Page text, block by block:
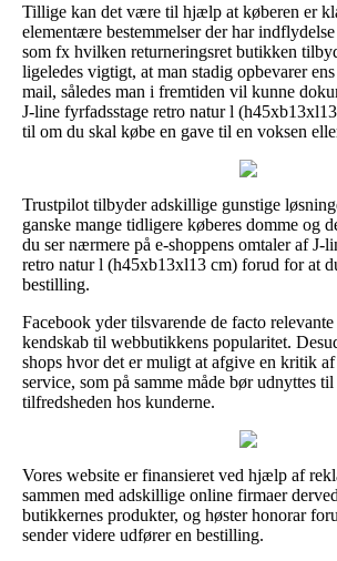
Tillige kan det være til hjælp at køberen er
elementære bestemmelser der har
som fx hvilken returneringsret butikken
ligeledes vigtigt, at man stadig opbevarer
mail, således man i fremtiden vil kunne
J-line fyrfadsstage retro natur l
til om du skal købe en gave til en voksen
Trustpilot tilbyder adskillige gunstige
ganske mange tidligere køberes domme og
du ser nærmere på e-shoppens omtaler af J-
retro natur l (h45xb13xl13 cm) forud for at
bestilling.
Facebook yder tilsvarende de facto
kendskab til webbutikkens popularitet.
shops hvor det er muligt at afgive en kritik
service, som på samme måde bør udnyttes
tilfredsheden hos kunderne.
Vores website er finansieret ved hjælp af
sammen med adskillige online firmaer
butikkernes produkter, og høster honorar
sender videre udfører en bestilling.